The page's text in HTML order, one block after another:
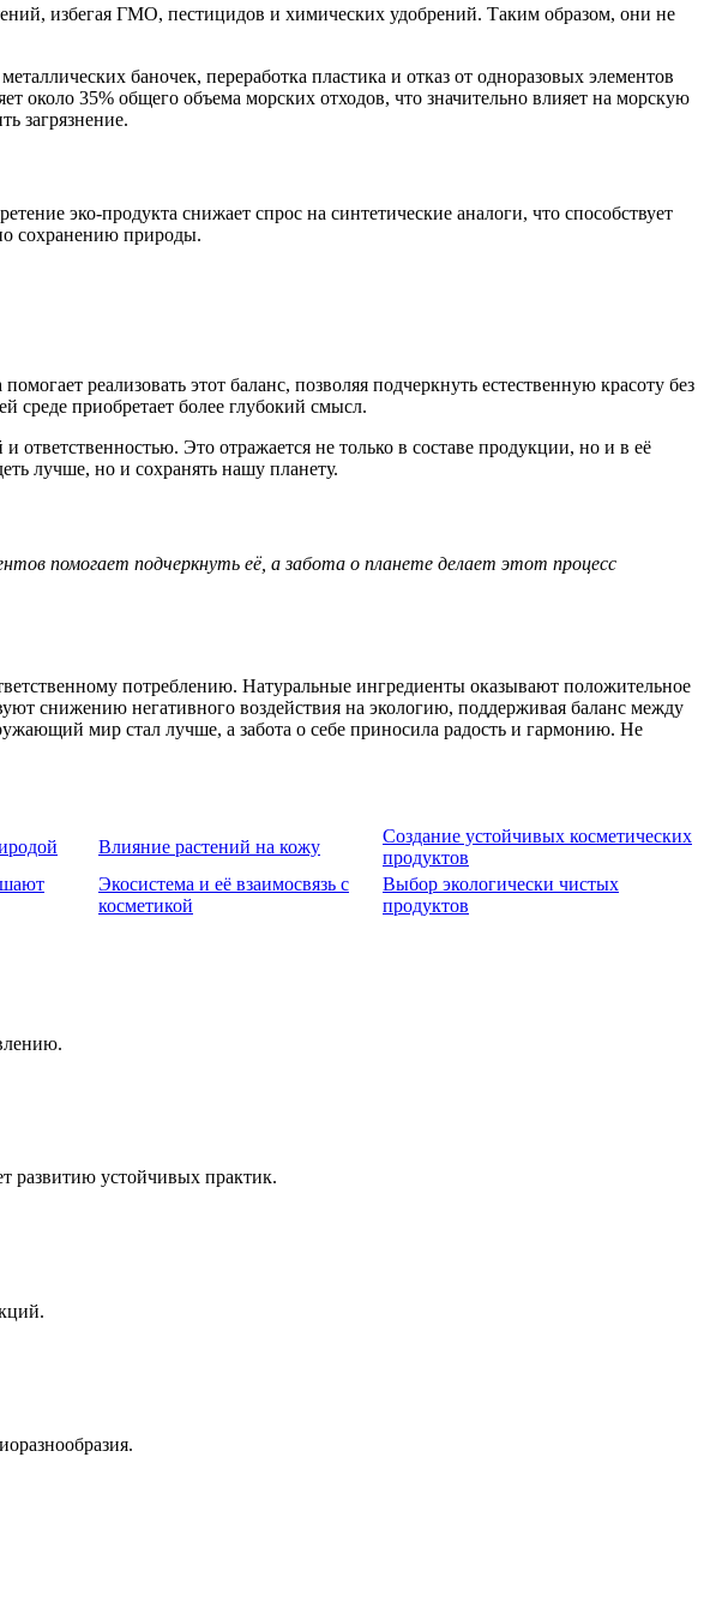
избегая ГМО, пестицидов и химических удобрений. Таким образом, они не
баночек, переработка пластика и отказ от одноразовых элементов
около 35% общего объема морских отходов, что значительно влияет на морскую
загрязнение.
эко-продукта снижает спрос на синтетические аналоги, что способствует
сохранению природы.
реализовать этот баланс, позволяя подчеркнуть естественную красоту без
среде приобретает более глубокий смысл.
Это отражается не только в составе продукции, но и в её
лучше, но и сохранять нашу планету.
помогает подчеркнуть её, а забота о планете делает этот процесс
потреблению. Натуральные ингредиенты оказывают положительное
снижению негативного воздействия на экологию, поддерживая баланс между
мир стал лучше, а забота о себе приносила радость и гармонию. Не
Влияние растений на кожу
Создание устойчивых косметических
продуктов
Экосистема и её взаимосвязь с
косметикой
Выбор экологически чистых
продуктов
развитию устойчивых практик.